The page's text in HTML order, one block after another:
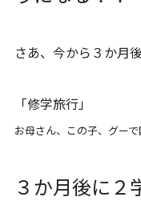
さあ、今から３か月
「修学旅行」
お母さん、この子、グー
３か月後に２